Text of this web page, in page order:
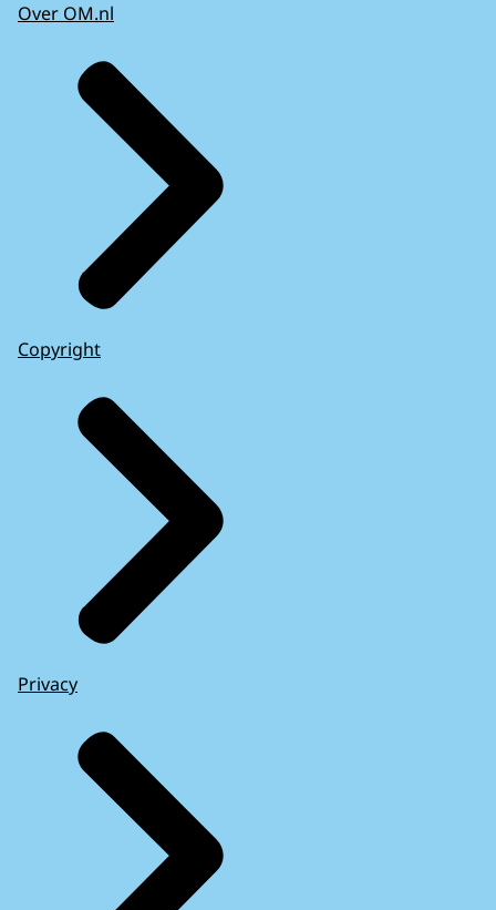
Over OM.nl
Copyright
Privacy